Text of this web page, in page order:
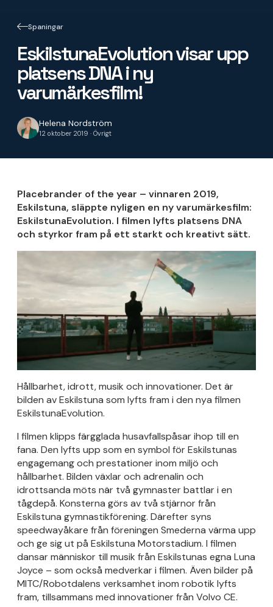
Spaningar
EskilstunaEvolution visar upp
platsens DNA i ny
varumärkesfilm!
Helena Nordström
12 oktober 2019 · Övrigt
Placebrander of the year – vinnaren 2019,
Eskilstuna, släppte nyligen en ny varumärkesfilm:
EskilstunaEvolution. I filmen lyfts platsens DNA
och styrkor fram på ett starkt och kreativt sätt.
Hållbarhet, idrott, musik och innovationer. Det är
bilden av Eskilstuna som lyfts fram i den nya filmen
EskilstunaEvolution.
I filmen klipps färgglada husavfallspåsar ihop till en
fana. Den lyfts upp som en symbol för Eskilstunas
engagemang och prestationer inom miljö och
hållbarhet. Bilden växlar och adrenalin och
idrottsanda möts när två gymnaster battlar i en
tågdepå. Konsterna görs av två stjärnor från
Eskilstuna gymnastikförening. Därefter syns
speedwayåkare från föreningen Smederna värma upp
och ge sig ut på Eskilstuna Motorstadium. I filmen
dansar människor till musik från Eskilstunas egna Luna
Joyce – som också medverkar i filmen. Även bilder på
MITC/Robotdalens verksamhet inom robotik lyfts
fram, tillsammans med innovationer från Volvo CE.